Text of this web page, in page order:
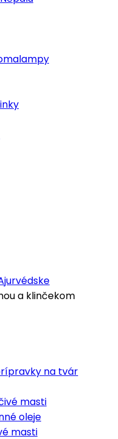
a klinčekom
na tvár
masti
oleje
masti